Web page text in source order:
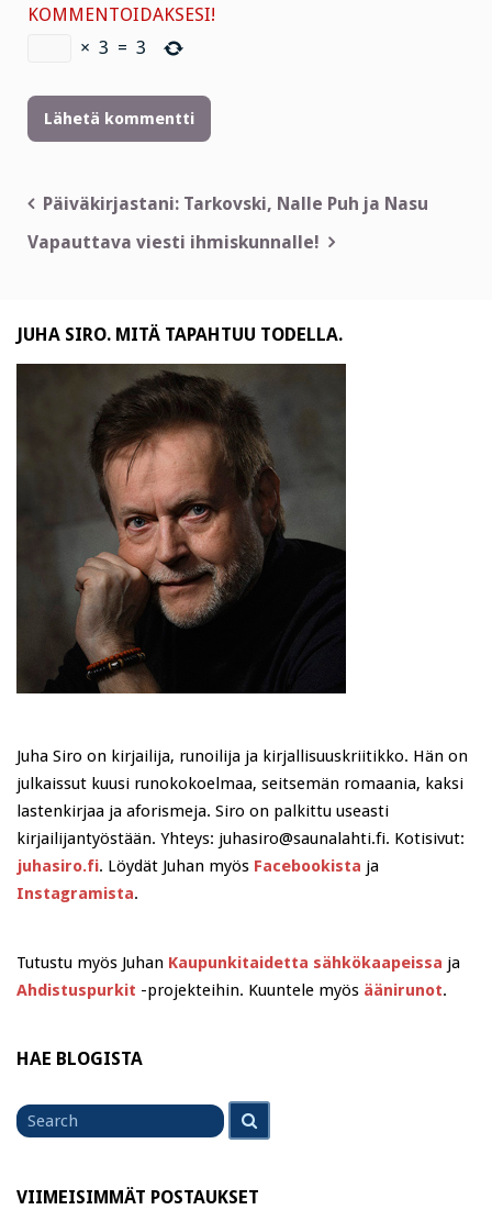
KOMMENTOIDAKSESI!
× 3 = 3
Artikkelien
selaus
Päiväkirjastani: Tarkovski, Nalle Puh ja Nasu
Vapauttava viesti ihmiskunnalle!
JUHA SIRO. MITÄ TAPAHTUU TODELLA.
Juha Siro on kirjailija, runoilija ja kirjallisuuskriitikko. Hän on
julkaissut kuusi runokokoelmaa, seitsemän romaania, kaksi
lastenkirjaa ja aforismeja. Siro on palkittu useasti
kirjailijantyöstään. Yhteys: juhasiro@saunalahti.fi. Kotisivut:
juhasiro.fi. Löydät Juhan myös Facebookista ja
Instagramista.
Tutustu myös Juhan Kaupunkitaidetta sähkökaapeissa ja
Ahdistuspurkit -projekteihin. Kuuntele myös äänirunot.
HAE BLOGISTA
Search
for
VIIMEISIMMÄT POSTAUKSET